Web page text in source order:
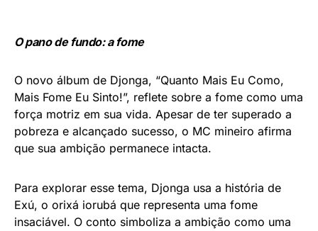
O pano de fundo: a fome
O novo álbum de Djonga, “Quanto Mais Eu Como,
Mais Fome Eu Sinto!”, reflete sobre a fome como uma
força motriz em sua vida. Apesar de ter superado a
pobreza e alcançado sucesso, o MC mineiro afirma
que sua ambição permanece intacta.
Para explorar esse tema, Djonga usa a história de
Exú, o orixá iorubá que representa uma fome
insaciável. O conto simboliza a ambição como uma